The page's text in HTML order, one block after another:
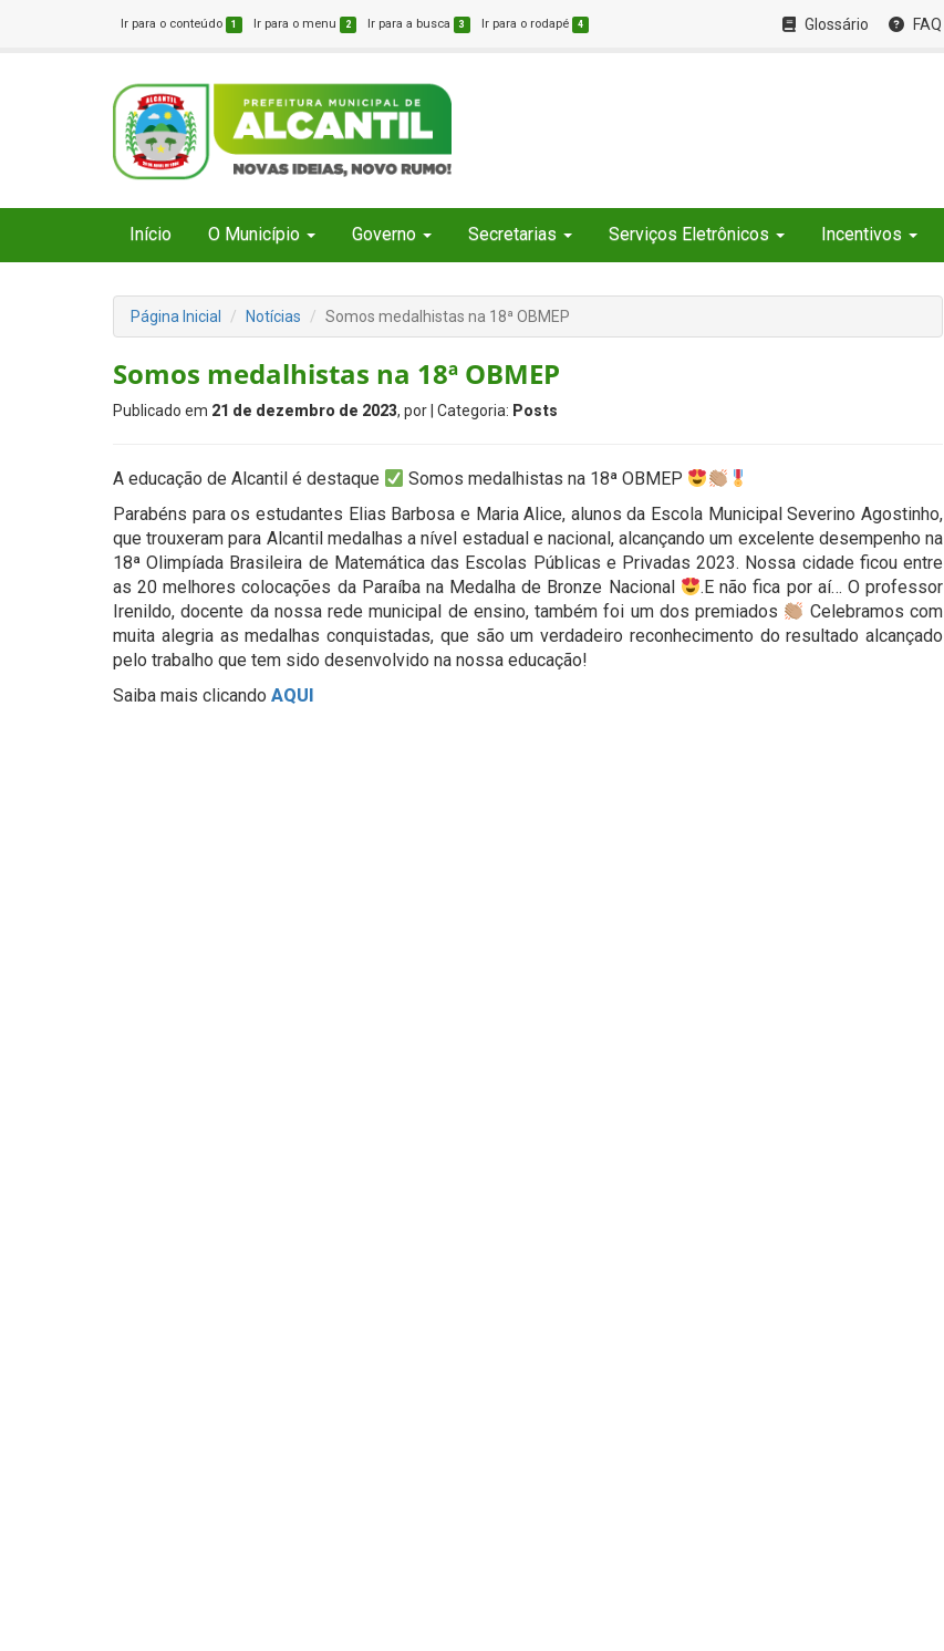
Ir para o conteúdo 1 Ir para o menu 2 Ir para a busca 3 Ir para o rodapé 4 Glossário FAQ
Início O Município Governo Secretarias Serviços Eletrônicos Incentivos
Página Inicial Notícias Somos medalhistas na 18ª OBMEP
Somos medalhistas na 18ª OBMEP
Publicado em 21 de dezembro de 2023, por | Categoria: Posts
A educação de Alcantil é destaque
Somos medalhistas na 18ª OBMEP
Parabéns para os estudantes Elias Barbosa e Maria Alice, alunos da Escola Municipal Severino Agostinho,
que trouxeram para Alcantil medalhas a nível estadual e nacional, alcançando um excelente desempenho na
18ª Olimpíada Brasileira de Matemática das Escolas Públicas e Privadas 2023. Nossa cidade ficou entre
as 20 melhores colocações da Paraíba na Medalha de Bronze Nacional
.E não fica por aí… O professor
Irenildo, docente da nossa rede municipal de ensino, também foi um dos premiados
Celebramos com
muita alegria as medalhas conquistadas, que são um verdadeiro reconhecimento do resultado alcançado
pelo trabalho que tem sido desenvolvido na nossa educação!
Saiba mais clicando AQUI